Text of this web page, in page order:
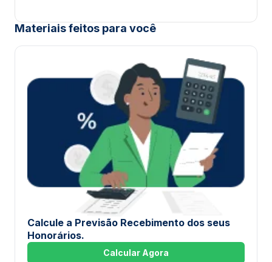
Materiais feitos para você
Calcule a Previsão Recebimento dos seus
Honorários.
Calcular Agora